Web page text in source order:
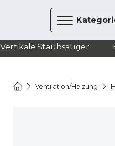
Vertikale Staubsauger
Ventilation/Heizung